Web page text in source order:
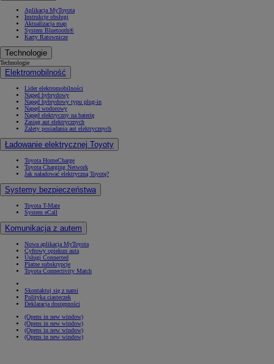
Aplikacja MyToyota
Instrukcje obsługi
Aktualizacja map
System Bluetooth®
Karty Ratownicze
Technologie
Technologie
Elektromobilność
Lider elektromobilności
Napęd hybrydowy
Napęd hybrydowy typu plug-in
Napęd wodorowy
Napęd elektryczny na baterię
Zasięg aut elektrycznych
Zalety posiadania aut elektrycznych
Ładowanie elektrycznej Toyoty
Toyota HomeCharge
Toyota Charging Network
Jak naładować elektryczną Toyotę?
Systemy bezpieczeństwa
Toyota T-Mate
System eCall
Komunikacja z autem
Nowa aplikacja MyToyota
Cyfrowy opiekun auta
Usługi Connected
Płatne subskrypcje
Toyota Connectivity Match
Skontaktuj się z nami
Polityka ciasteczek
Deklaracja dostępności
(Opens in new window)
(Opens in new window)
(Opens in new window)
(Opens in new window)